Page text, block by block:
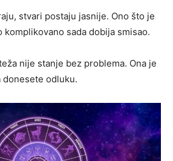
stvari postaju jasnije. Ono što je
komplikovano sada dobija smisao.
nije stanje bez problema. Ona je
odluku.